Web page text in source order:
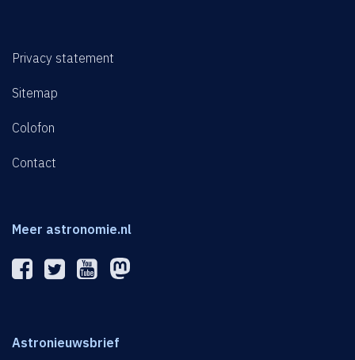
Privacy statement
Sitemap
Colofon
Contact
Meer astronomie.nl
Astronieuwsbrief